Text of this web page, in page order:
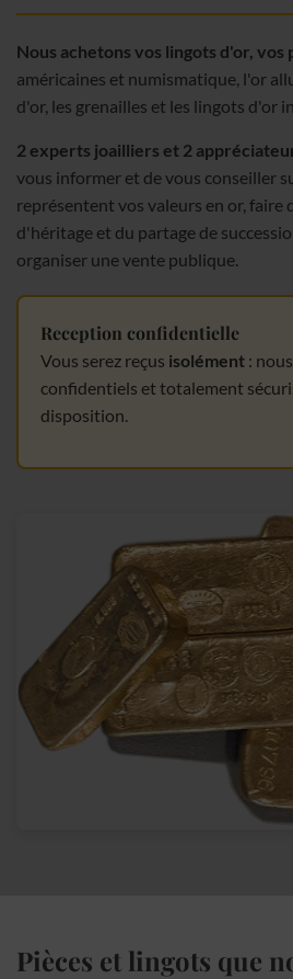
Nous achetons vos lingots d'or, vos
américaines et numismatique, l'or
d'or, les grenailles et les lingots d'or
2 experts joailliers et 2
vous informer et de vous conseiller
représentent vos valeurs en or, faire
d'héritage et du partage de
organiser une vente publique.
Reception confidentielle
Vous serez reçus isolément :
confidentiels et totalement
disposition.
Pièces et lingots que